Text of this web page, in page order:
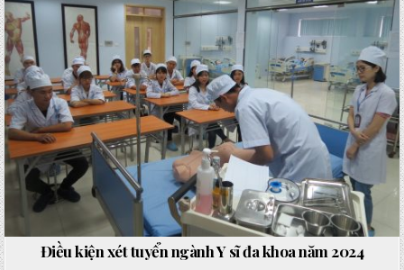
in
Điều kiện xét tuyển ngành Y sĩ đa khoa năm 2024